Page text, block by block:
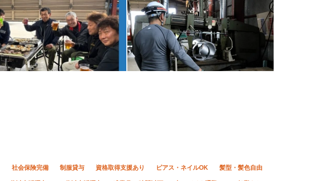
社会保険完備 制服貸与 資格取得支援あり ピアス・ネイルOK 髪型・髪色自由